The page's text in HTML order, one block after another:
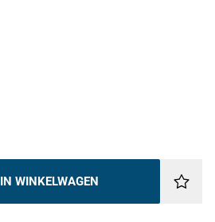
IN WINKELWAGEN